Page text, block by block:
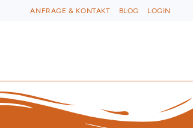
ANFRAGE & KONTAKT BLOG LOGIN